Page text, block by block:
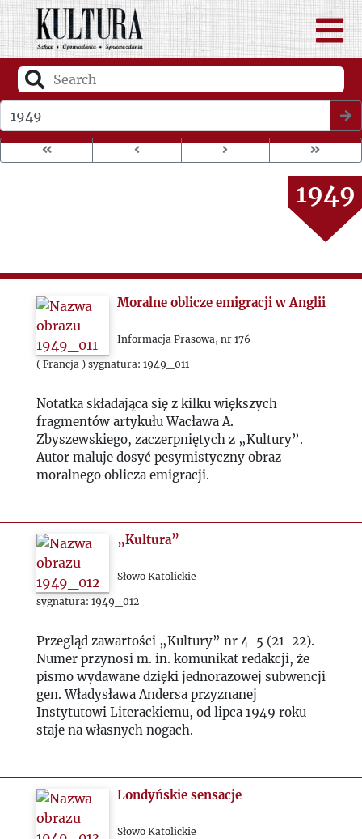
1946
1947
1948
1949
1950
1951
1959
1960
1962
Moralne oblicze emigracji w Anglii
Informacja Prasowa, nr 176
( Francja ) sygnatura: 1949_011
Notatka składająca się z kilku większych
fragmentów artykułu Wacława A.
Zbyszewskiego, zaczerpniętych z „Kultury”.
Autor maluje dosyć pesymistyczny obraz
moralnego oblicza emigracji.
„Kultura”
Słowo Katolickie
sygnatura: 1949_012
Przegląd zawartości „Kultury” nr 4-5 (21-22).
Numer przynosi m. in. komunikat redakcji, że
pismo wydawane dzięki jednorazowej subwencji
gen. Władysława Andersa przyznanej
Instytutowi Literackiemu, od lipca 1949 roku
staje na własnych nogach.
Londyńskie sensacje
Słowo Katolickie